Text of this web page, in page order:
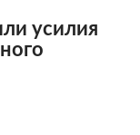
усилия